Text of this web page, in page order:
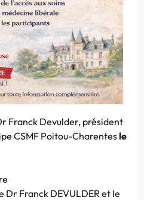
Franck Devulder, président
CSMF Poitou-Charentesle
Dr Franck DEVULDER et le